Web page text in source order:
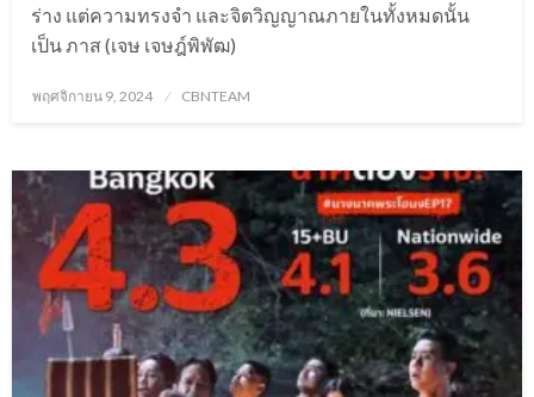
ร่าง แต่ความทรงจำ และจิตวิญญาณภายในทั้งหมดนั้น
เป็น ภาส (เจษ เจษฎ์พิพัฒ)
Posted
พฤศจิกายน 9, 2024 CBNTEAM